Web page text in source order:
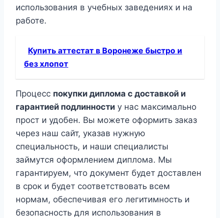
использования в учебных заведениях и на
работе.
Купить аттестат в Воронеже быстро и
без хлопот
Процесс покупки диплома с доставкой и
гарантией подлинности у нас максимально
прост и удобен. Вы можете оформить заказ
через наш сайт, указав нужную
специальность, и наши специалисты
займутся оформлением диплома. Мы
гарантируем, что документ будет доставлен
в срок и будет соответствовать всем
нормам, обеспечивая его легитимность и
безопасность для использования в